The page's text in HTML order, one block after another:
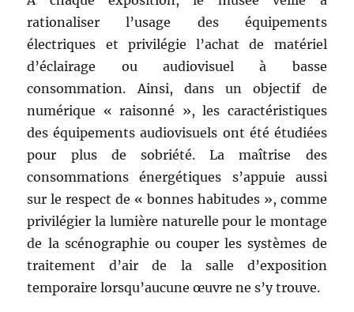
rationaliser l’usage des équipements
électriques et privilégie l’achat de matériel
d’éclairage ou audiovisuel à basse
consommation. Ainsi, dans un objectif de
numérique « raisonné », les caractéristiques
des équipements audiovisuels ont été étudiées
pour plus de sobriété. La maîtrise des
consommations énergétiques s’appuie aussi
sur le respect de « bonnes habitudes », comme
privilégier la lumière naturelle pour le montage
de la scénographie ou couper les systèmes de
traitement d’air de la salle d’exposition
temporaire lorsqu’aucune œuvre ne s’y trouve.